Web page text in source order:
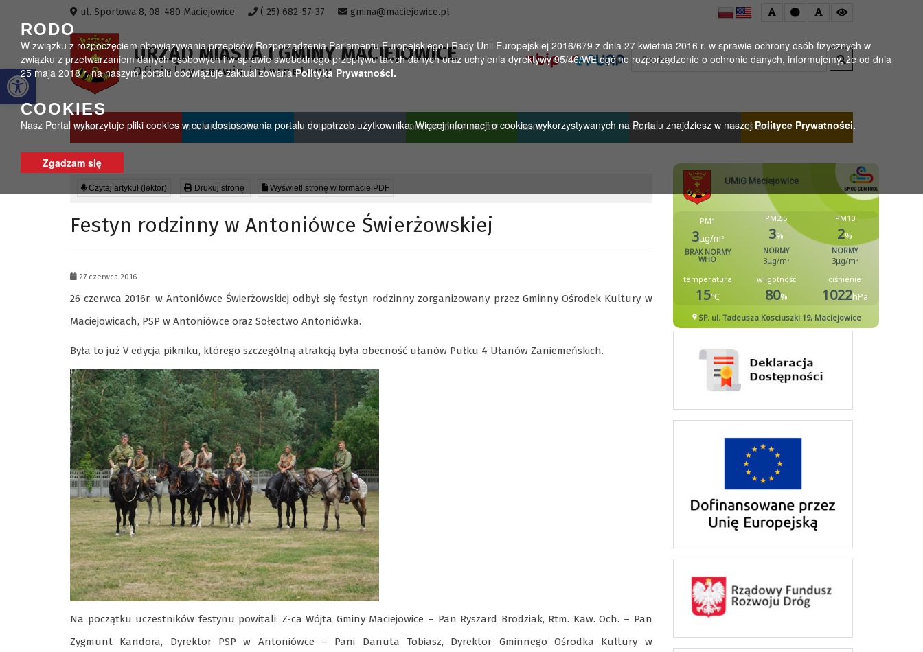
Otwórz pasek narzędzi
RODO
W związku z rozpoczęciem obowiązywania przepisów Rozporządzenia Parlamentu Europejskiego i Rady Unii Europejskiej 2016/679 z dnia 27 kwietnia 2016 r. w sprawie ochrony osób fizycznych w
związku z przetwarzaniem danych osobowych i w sprawie swobodnego przepływu takich danych oraz uchylenia dyrektywy 95/46/WE ogólne rozporządzenie o ochronie danych, informujemy, że od dnia
25 maja 2018 r. na naszym portalu obowiązuje zaktualizowanaPolityka Prywatności.
COOKIES
Nasz Portal wykorzytuje pliki cookies w celu dostosowania portalu do potrzeb użytkownika. Więcej informacji o cookies wykorzystywanych na Portalu znajdziesz w naszejPolityce Prywatności.
Zgadzam się
ul. Sportowa 8, 08-480 Maciejowice ( 25) 682-57-37 gmina@maciejowice.pl
URZĄD MIASTA I GMINY MACIEJOWICE
Oficjalny serwis internetowy
Wyszukaj
GMINA DLA MIESZKAŃCÓW DLA TURYSTÓW DLA PRZEDSIĘBIORCÓW MGOK MGBP KS WISŁA
Czytaj artykuł (lektor) Drukuj stronę Wyświetl stronę w formacie PDF
Festyn rodzinny w Antoniówce Świerżowskiej
27 czerwca 2016
26 czerwca 2016r. w Antoniówce Świerżowskiej odbył się festyn rodzinny zorganizowany przez Gminny Ośrodek Kultury w
Maciejowicach, PSP w Antoniówce oraz Sołectwo Antoniówka.
Była to już V edycja pikniku, którego szczególną atrakcją była obecność ułanów Pułku 4 Ułanów Zaniemeńskich.
Na początku uczestników festynu powitali: Z-ca Wójta Gminy Maciejowice – Pan Ryszard Brodziak, Rtm. Kaw. Och. – Pan
Zygmunt Kandora, Dyrektor PSP w Antoniówce – Pani Danuta Tobiasz, Dyrektor Gminnego Ośrodka Kultury w